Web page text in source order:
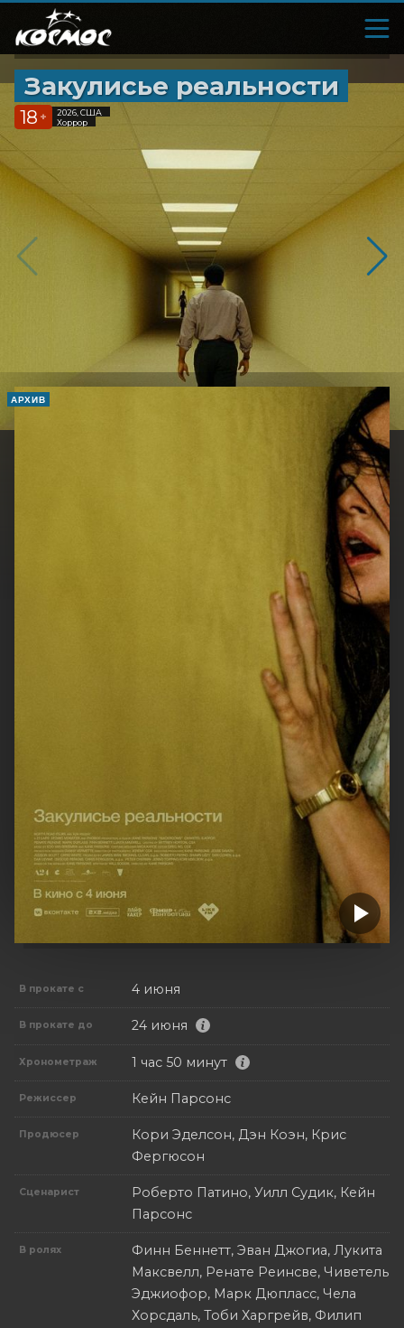
Закулисье реальности
18 +
2026, США
Хоррор
АРХИВ
В прокате с 4 июня
В прокате до 24 июня
Хронометраж 1 час 50 минут
Режиссер Кейн Парсонс
Продюсер
Кори Эделсон, Дэн Коэн, Крис
Фергюсон
Сценарист
Роберто Патино, Уилл Судик, Кейн
Парсонс
В ролях
Финн Беннетт, Эван Джогиа, Лукита
Максвелл, Ренате Реинсве, Чиветель
Эджиофор, Марк Дюпласс, Чела
Хорсдаль, Тоби Харгрейв, Филип